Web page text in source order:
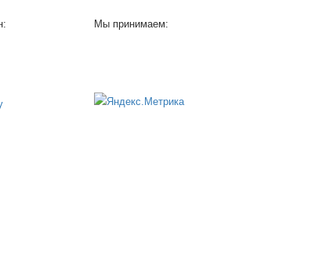
Мы принимаем: